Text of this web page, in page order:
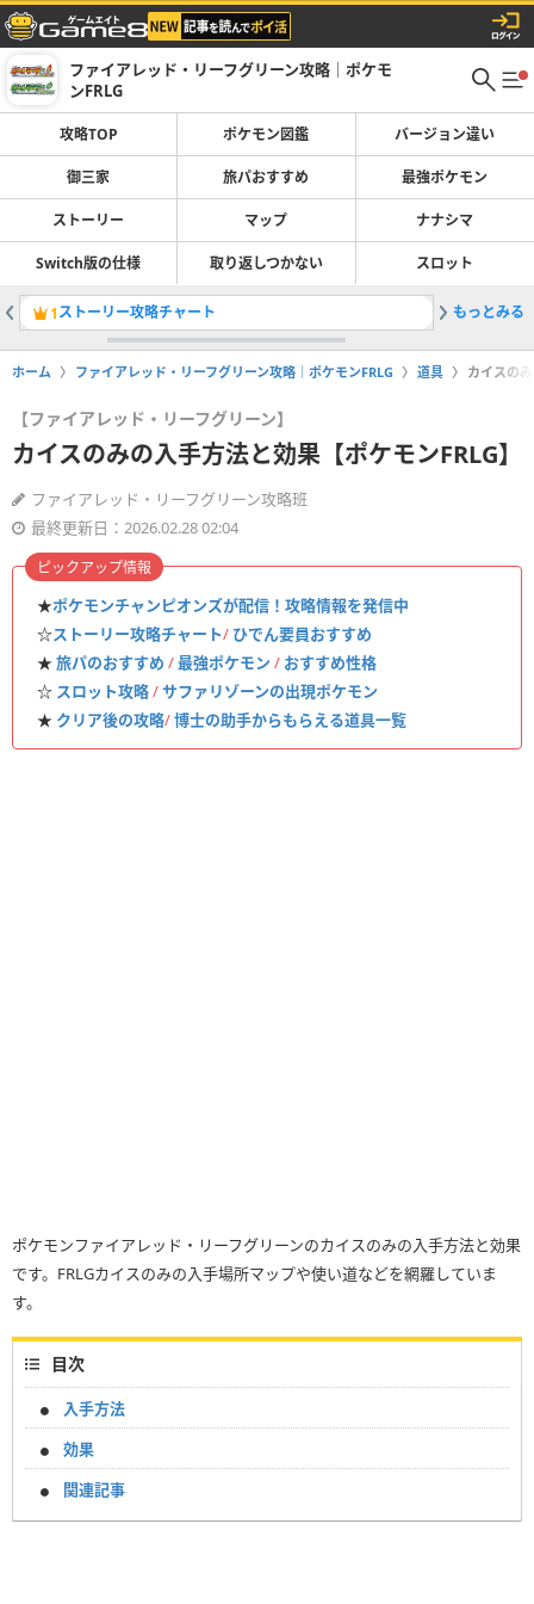
ファイアレッド・リーフグリーン攻略｜ポケモ
ンFRLG
攻略TOP ポケモン図鑑 バージョン違い
御三家 旅パおすすめ 最強ポケモン
ストーリー マップ ナナシマ
Switch版の仕様 取り返しつかない スロット
1ストーリー攻略チャート 2最強ポ
もっとみる
ホーム ファイアレッド・リーフグリーン攻略｜ポケモンFRLG 道具 カイスの
【ファイアレッド・リーフグリーン】
カイスのみの入手方法と効果【ポケモンFRLG】
ファイアレッド・リーフグリーン攻略班
最終更新日：2026.02.28 02:04
★ポケモンチャンピオンズが配信！攻略情報を発信中
☆ストーリー攻略チャート/ ひでん要員おすすめ
★旅パのおすすめ /最強ポケモン / おすすめ性格
☆ スロット攻略/サファリゾーンの出現ポケモン
★ クリア後の攻略/博士の助手からもらえる道具一覧
ピックアップ情報
ポケモンファイアレッド・リーフグリーンのカイスのみの入手方法と効果
です。FRLGカイスのみの入手場所マップや使い道などを網羅していま
す。
目次
入手方法
効果
関連記事